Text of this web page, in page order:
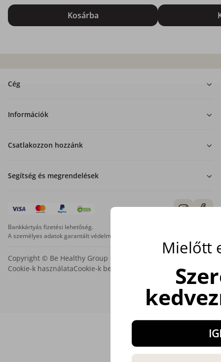
Kosárba
Cég
Információk
Csatlakozzon hozzánk
Segítség és megrendelések
Bankkártyás fizetési lehetőség.
A személyes adatok garantált védelme SSL titkosítással.
Copyright © Be Healthy Group d.o.o. 2012 - 2026
Cookie-k használataCookie-k beállítása Az oldal térképe
Mielőtt